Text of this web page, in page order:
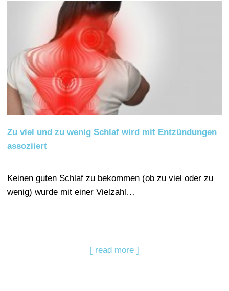
Zu viel und zu wenig Schlaf wird mit Entzündungen
assoziiert
Keinen guten Schlaf zu bekommen (ob zu viel oder zu
wenig) wurde mit einer Vielzahl…
[ read more ]